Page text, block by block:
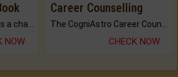
AstroSage Yearbook is a channel to fulfill your dreams and destiny.
NOW
Career Counselling
The CogniAstro Career Counselling Report is the most comprehensive report available on this topic.
CHECK NOW